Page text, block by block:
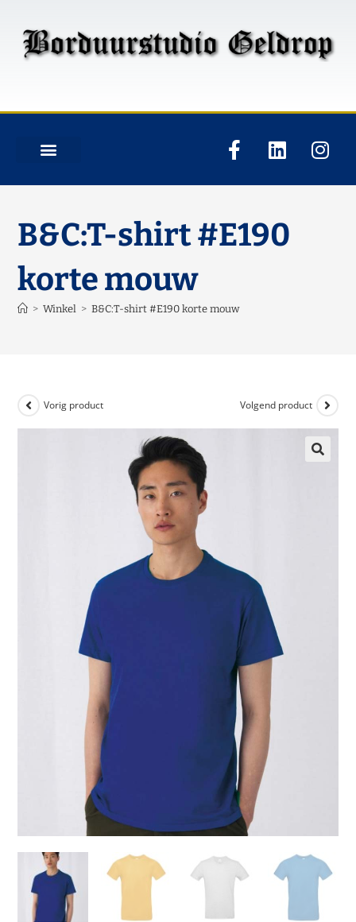
B&C:T-shirt #E190
korte mouw
> Winkel > B&C:T-shirt #E190 korte mouw
Vorig product Volgend product